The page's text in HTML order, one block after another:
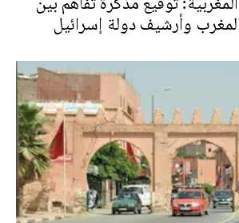
وأرشيف دولة إسرائيل